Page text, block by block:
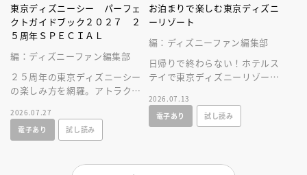
東京ディズニーシー パーフェ
クトガイドブック２０２７ ２
５周年ＳＰＥＣＩＡＬ
編：ディズニーファン編集部
２５周年の東京ディズニーシー
の楽しみ方を網羅。アトラクシ
ョップ情報に加え、使いやすい
マップつき！
2026.07.27
電子あり
試し読み
お泊まりで楽しむ東京ディズニ
ーリゾート
編：ディズニーファン編集部
日帰りで終わらない！ホテルス
テイで東京ディズニーリゾート
冊が新登場！
2026.07.13
電子あり
試し読み